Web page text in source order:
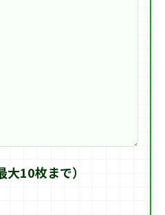
10枚まで）